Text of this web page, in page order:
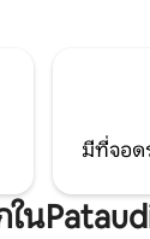
ความเงียบสงบใจ
วย์
มีที่จอด
น